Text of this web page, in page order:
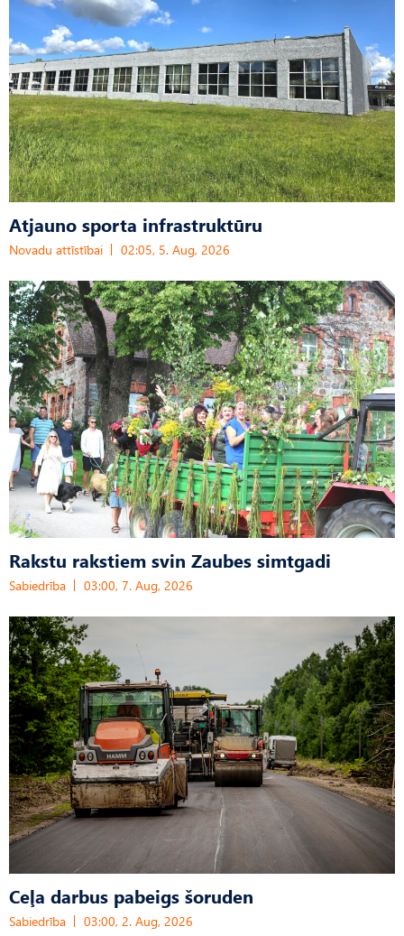
Atjauno sporta infrastruktūru
Novadu attīstībai 02:05, 5. Aug, 2026
Rakstu rakstiem svin Zaubes simtgadi
Sabiedrība 03:00, 7. Aug, 2026
Ceļa darbus pabeigs šoruden
Sabiedrība 03:00, 2. Aug, 2026